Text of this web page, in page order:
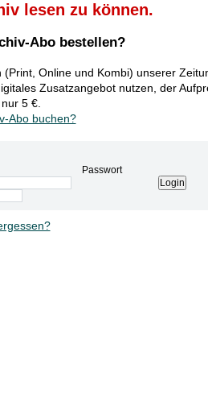
lesen zu können.
Abo bestellen?
(Print, Online und Kombi) unserer
Zusatzangebot nutzen, der
5 €.
Abo buchen?
Passwort